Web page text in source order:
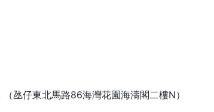
氹仔東北馬路86海灣花園海濤閣二樓N）